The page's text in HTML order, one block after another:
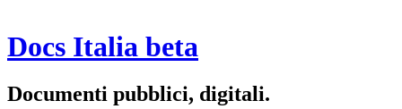
Docs Italia beta
Documenti pubblici, digitali.